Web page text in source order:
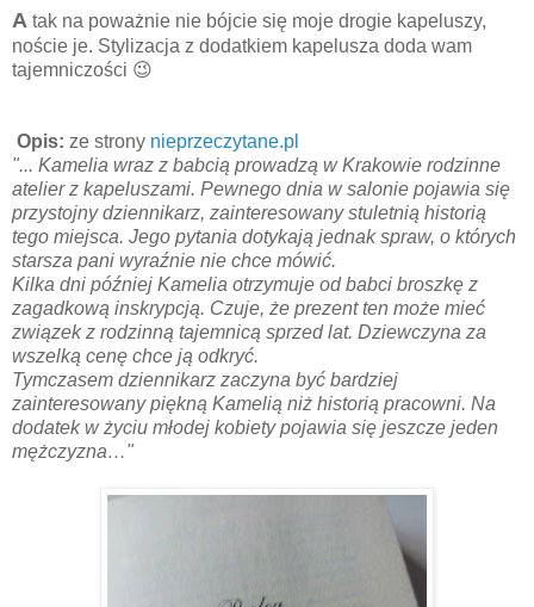
A tak na poważnie nie bójcie się moje drogie kapeluszy,
noście je. Stylizacja z dodatkiem kapelusza doda wam
tajemniczości 😉
Opis: ze strony nieprzeczytane.pl
"... Kamelia wraz z babcią prowadzą w Krakowie rodzinne
atelier z kapeluszami. Pewnego dnia w salonie pojawia się
przystojny dziennikarz, zainteresowany stuletnią historią
tego miejsca. Jego pytania dotykają jednak spraw, o których
starsza pani wyraźnie nie chce mówić.
Kilka dni później Kamelia otrzymuje od babci broszkę z
zagadkową inskrypcją. Czuje, że prezent ten może mieć
związek z rodzinną tajemnicą sprzed lat. Dziewczyna za
wszelką cenę chce ją odkryć.
Tymczasem dziennikarz zaczyna być bardziej
zainteresowany piękną Kamelią niż historią pracowni. Na
dodatek w życiu młodej kobiety pojawia się jeszcze jeden
mężczyzna…"